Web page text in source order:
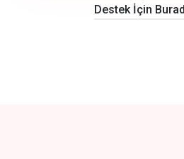
Destek İçin